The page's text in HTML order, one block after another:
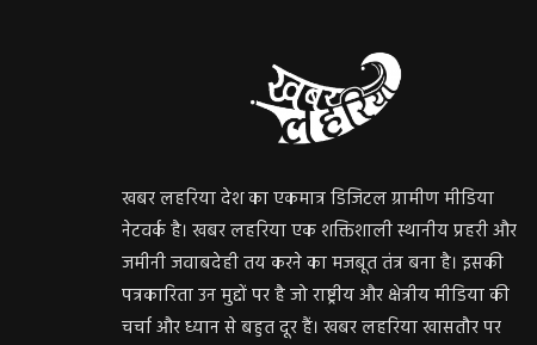
खबर लहरिया देश का एकमात्र डिजिटल ग्रामीण मीडिया
नेटवर्क है। खबर लहरिया एक शक्तिशाली स्थानीय प्रहरी और
जमीनी जवाबदेही तय करने का मजबूत तंत्र बना है। इसकी
पत्रकारिता उन मुद्दों पर है जो राष्ट्रीय और क्षेत्रीय मीडिया की
चर्चा और ध्यान से बहुत दूर हैं। खबर लहरिया खासतौर पर